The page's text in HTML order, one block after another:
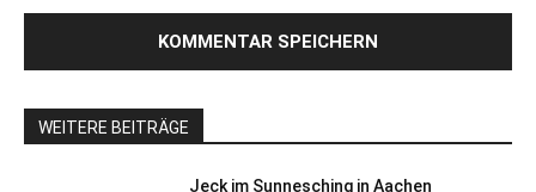
WEITERE BEITRÄGE
Jeck im Sunnesching in Aachen